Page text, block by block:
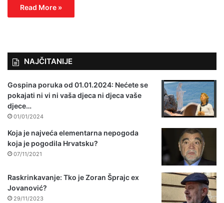
Read More »
NAJČITANIJE
Gospina poruka od 01.01.2024: Nećete se
pokajati ni vi ni vaša djeca ni djeca vaše
djece…
01/01/2024
Koja je najveća elementarna nepogoda
koja je pogodila Hrvatsku?
07/11/2021
Raskrinkavanje: Tko je Zoran Šprajc ex
Jovanović?
29/11/2023